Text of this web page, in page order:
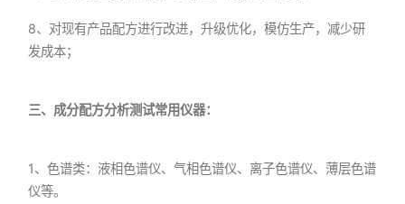
8、对现有产品配方进行改进，升级优化，模仿生产，减少研
发成本；
三、成分配方分析测试常用仪器：
1、色谱类：液相色谱仪、气相色谱仪、离子色谱仪、薄层色谱
仪等。